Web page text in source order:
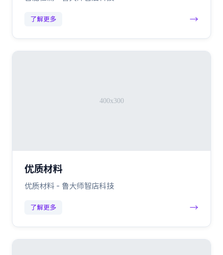
了解更多 →
优质材料
优质材料 - 鲁大师智店科技
了解更多 →